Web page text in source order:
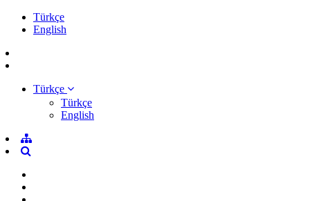
Türkçe
English
Türkçe
Türkçe
English